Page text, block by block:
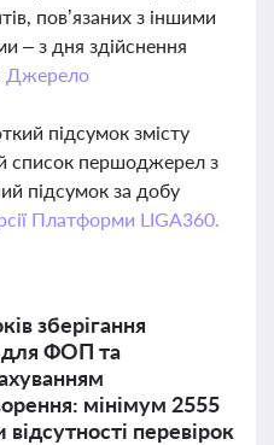
пов’язаних з іншими
– з дня здійснення
Джерело
підсумок змісту
список першоджерел з
підсумок за добу
Платформи LIGA360.
зберігання
для ФОП та
мінімум 2555
перевірок